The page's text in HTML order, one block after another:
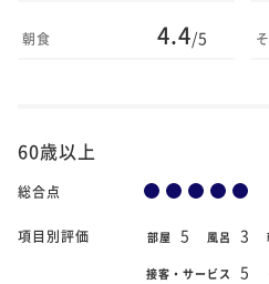
朝食 4.4/5
60歳以上
総合点
項目別評価 部屋 5 風呂 3
接客・サービス 5